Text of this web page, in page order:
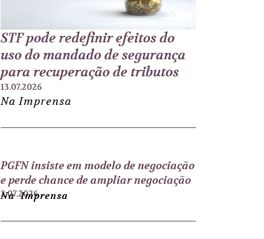
STF pode redefinir efeitos do
uso do mandado de segurança
para recuperação de tributos
13.07.2026
Na Imprensa
PGFN insiste em modelo de negociação
e perde chance de ampliar negociação
2.07.2026
Na Imprensa